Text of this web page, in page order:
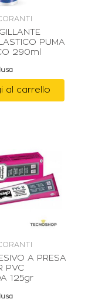
PUMA
290ml
al carrello
A PRESA
PVC
125gr